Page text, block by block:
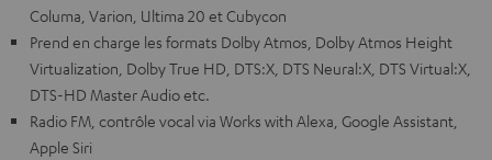
Columa, Varion, Ultima 20 et Cubycon
Prend en charge les formats Dolby Atmos, Dolby Atmos Height
Virtualization, Dolby True HD, DTS:X, DTS Neural:X, DTS Virtual:X,
DTS-HD Master Audio etc.
Radio FM, contrôle vocal via Works with Alexa, Google Assistant,
Apple Siri